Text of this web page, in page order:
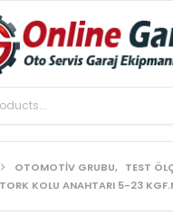
OTOMOTIV GRUBU, TEST
KOLU ANAHTARI 5-23